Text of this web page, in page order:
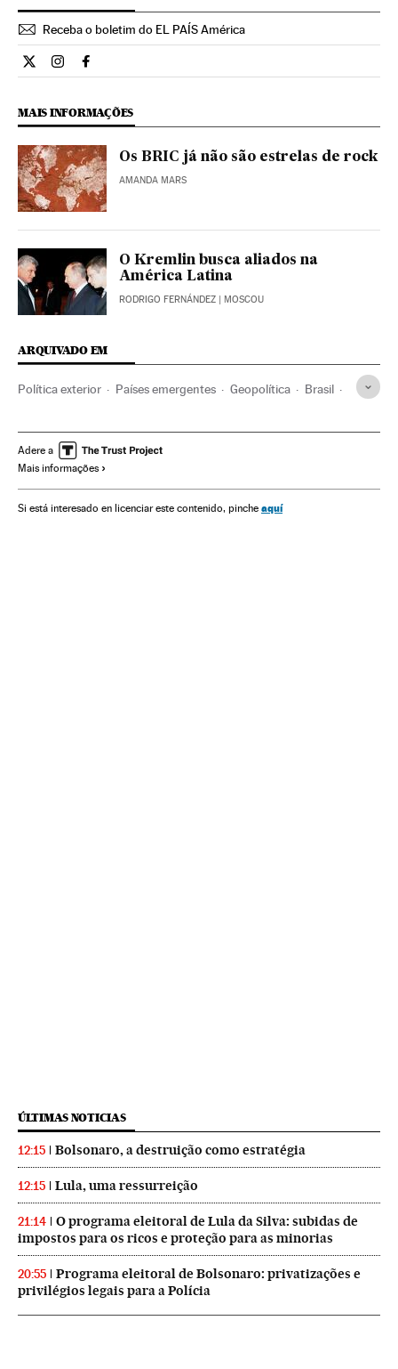
Receba o boletim do EL PAÍS América
Internacional El País Brasil en Twitter
Internacional El País Brasil en Instagram
Internacional El País Brasil en Facebook
MAIS INFORMAÇÕES
Os BRIC já não são estrelas de rock
AMANDA MARS
O Kremlin busca aliados na
América Latina
RODRIGO FERNÁNDEZ | MOSCOU
ARQUIVADO EM
Política exterior Países emergentes Geopolítica Brasil
Relações exteriores Política
Adere a
Mais informações
Si está interesado en licenciar este contenido, pinche aquí
ÚLTIMAS NOTICIAS
12:15 Bolsonaro, a destruição como estratégia
12:15 Lula, uma ressurreição
21:14
O programa eleitoral de Lula da Silva: subidas de
impostos para os ricos e proteção para as minorias
20:55
Programa eleitoral de Bolsonaro: privatizações e
privilégios legais para a Polícia